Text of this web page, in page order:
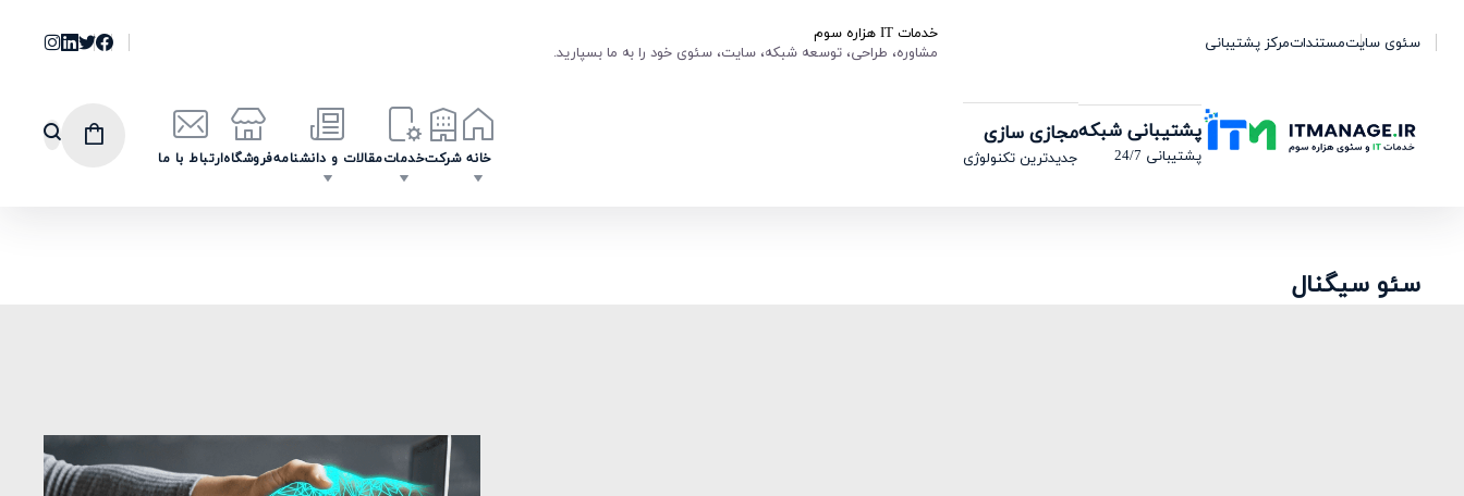
خدمات IT هزاره سوم
مشاوره، طراحی، توسعه شبکه، سایت، سئوی خود را به ما بسپارید.
سئوی سایتمستنداتمرکز پشتیبانی
خانه شرکتخدماتمقالات و دانشنامهفروشگاهارتباط با ما
پشتیبانی شبکه
پشتیبانی 24/7
مجازی سازی
جدیدترین تکنولوژی
سئو سیگنال